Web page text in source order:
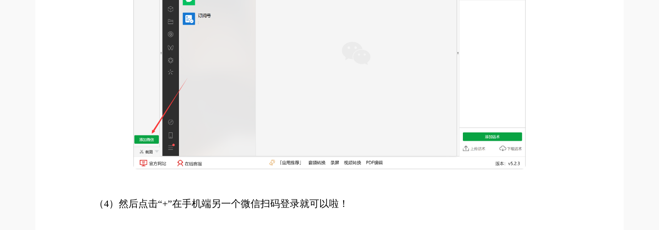
（4）然后点击“+”在手机端另一个微信扫码登录就可以啦！